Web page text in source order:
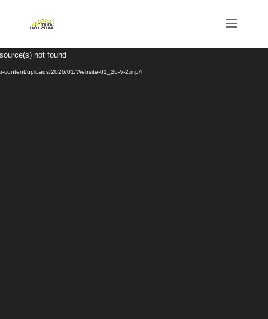
Video-
Player
not found
uploads/2026/01/Website-01_26-V-2.mp4